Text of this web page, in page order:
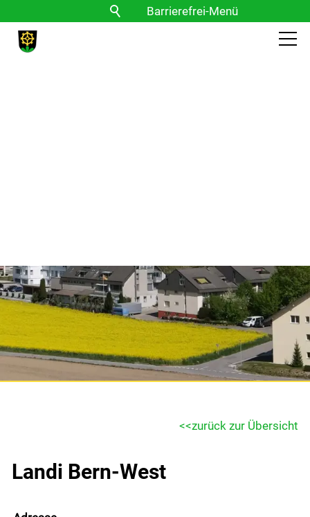
Barrierefrei-Menü
Powered by Weblication® CMS
Themen
Gemeinde & Wirtschaft
Politik
Bildung & Jugend
zurück zur Übersicht
Landi Bern-West